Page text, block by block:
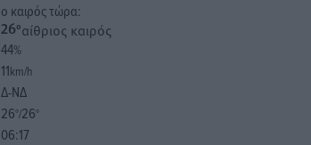
o καιρός τώρα:
26°αίθριος καιρός
44%
11km/h
Δ-ΝΔ
26°/26°
06:17